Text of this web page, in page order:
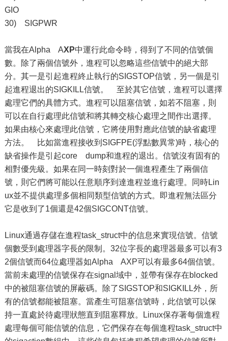
GIO
30) SIGPWR
當我在Alpha AXP中運行此命令時，得到了不同的信號個
數。除了兩個信號外，進程可以忽略這些信號中的絕大部
分。其一是引起進程終止執行的SIGSTOP信號，另一個是引
起進程退出的SIGKILL信號。 至於其它信號，進程可以選擇
處理它們的具體方式。進程可以阻塞信號，如若不阻塞，則
可以在自行處理此信號和將其轉交核心處理之間作出選擇。
如果由核心來處理此信號，它將使用對應此信號的缺省處理
方法。 比如當進程接收到SIGFPE(浮點數異常)時，核心的
缺省操作是引起core dump和進程的退出。信號沒有固有的
相對優先級。如果在同一時刻對於一個進程產生了兩個信
號，則它們將可能以任意順序到達進程並進行處理。同時Lin
ux並不提供處理多個相同類型信號的方式。即進程無法區分
它是收到了1個還是42個SIGCONT信號。
Linux通過存儲在進程task_struct中的信息來實現信號。信號
個數受到處理器字長的限制。32位字長的處理器最多可以有3
2個信號而64位處理器如Alpha AXP可以有最多64個信號。
當前未處理的信號保存在signal域中，並帶有保存在blocked
中的被阻塞信號的屏蔽碼。除了SIGSTOP和SIGKILL外，所
有的信號都能被阻塞。當產生可阻塞信號時，此信號可以保
持一直處於待處理狀態直到阻塞釋放。Linux保存著每個進程
處理每個可能信號的信息，它們保存在每個進程task_struct中